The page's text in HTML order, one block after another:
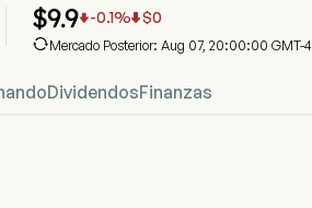
$9.9-0.1% $0
Mercado Posterior: Aug 07, 20:00:00 GMT-4
DividendosFinanzas